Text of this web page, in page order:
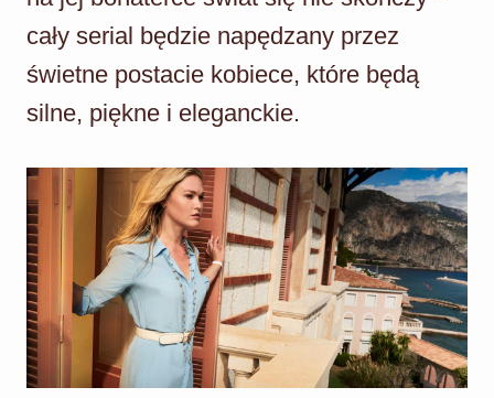
cały serial będzie napędzany przez
świetne postacie kobiece, które będą
silne, piękne i eleganckie.